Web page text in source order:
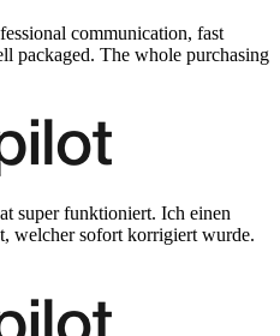
communication, fast
packaged. The whole purchasing
super funktioniert. Ich einen
welcher sofort korrigiert wurde.